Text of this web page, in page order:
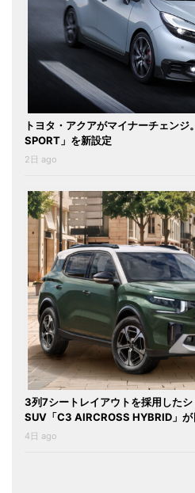
トヨタ・アクアがマイナーチェンジ
SPORT」を新設定
2日 ago
3列7シートレイアウトを採用した
SUV「C3 AIRCROSS HYBRID」が
4日 ago